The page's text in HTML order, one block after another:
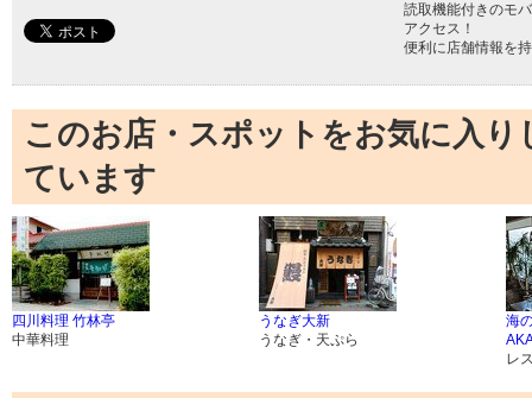
読取機能付きのモ
アクセス！
便利に店舗情報を
このお店・スポットをお気に入
ています
四川料理 竹林亭
中華料理
うなぎ大新
うなぎ・天ぷら
海
レ